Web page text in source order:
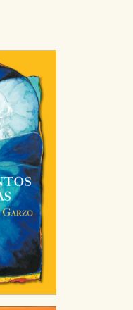
desde el
funcionar
su experiencia
de
de
reconfigurarlos cada
es agregada y, por lo
nuestros socios
publicidad
sitios. No
personal sino
única de su